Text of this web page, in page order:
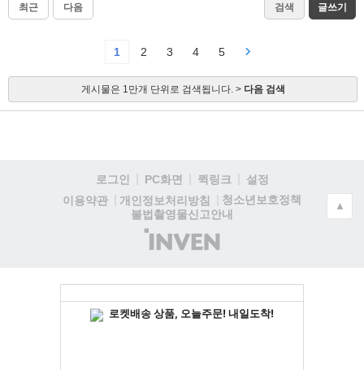
최근 다음 검색 글쓰기
1 2 3 4 5
게시물은 1만개 단위로 검색됩니다. > 다음 검색
로그인 PC화면 퀵링크
설정
이용약관
개인정보처리방침
청소년보호정책
불법촬영물신고안내
(주)
인
▲